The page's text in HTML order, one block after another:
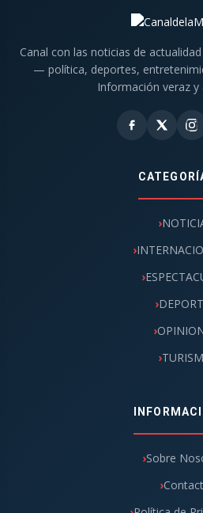
Canal con las noticias de
— política, deportes,
Información veraz y
Sobre